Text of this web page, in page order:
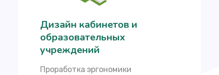
Дизайн кабинетов и
образовательных
учреждений
Проработка эргономики